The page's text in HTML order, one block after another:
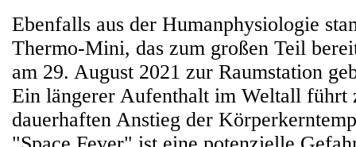
Ebenfalls aus der Humanphysiologie
Thermo-Mini, das zum großen Teil
am 29. August 2021 zur Raumstation
Ein längerer Aufenthalt im Weltall führt
dauerhaften Anstieg der